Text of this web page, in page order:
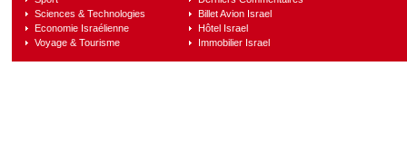
Sciences & Technologies
Economie Israélienne
Voyage & Tourisme
Billet Avion Israel
Hôtel Israel
Immobilier Israel